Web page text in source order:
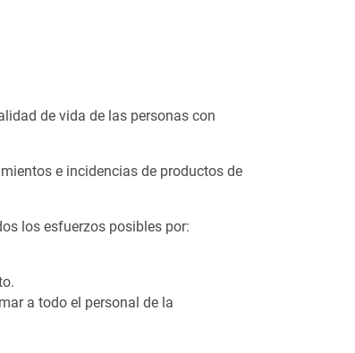
de vida de las personas con
e incidencias de productos de
los esfuerzos posibles por:
a todo el personal de la